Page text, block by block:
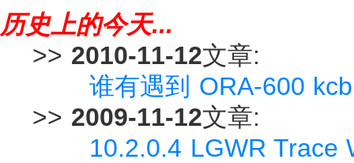
历史上的今天...
>> 2010-11-12文章:
谁有遇到 ORA-600
>> 2009-11-12文章:
10.2.0.4 LGWR Trace